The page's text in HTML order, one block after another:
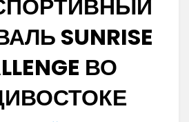
SUNRISE
ВО